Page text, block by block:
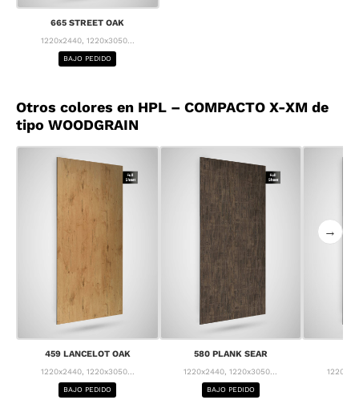
665 STREET OAK
1220x2440, 1220x3050...
BAJO PEDIDO
Otros colores en HPL – COMPACTO X-XM de
tipo WOODGRAIN
459 LANCELOT OAK
1220x2440, 1220x3050...
BAJO PEDIDO
580 PLANK SEAR
1220x2440, 1220x3050...
BAJO PEDIDO
→